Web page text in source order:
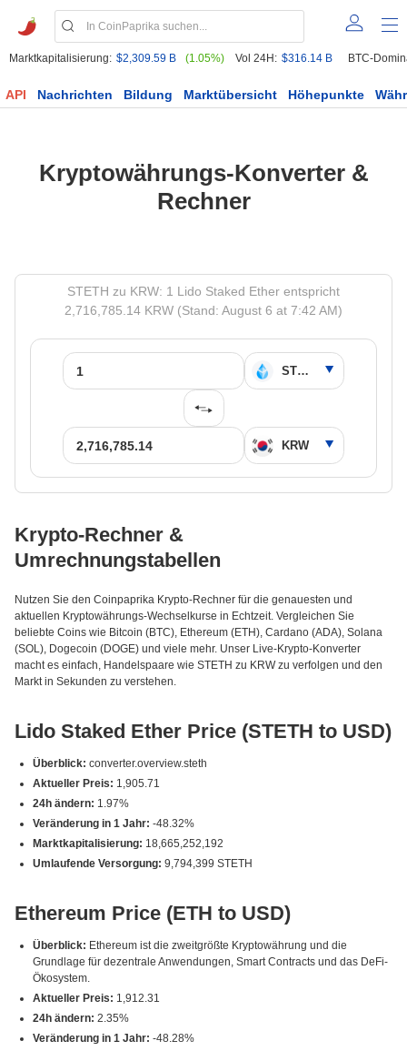
Marktkapitalisierung: $2,309.59 B (1.05%) Vol 24H: $316.14 B BTC-
API Nachrichten Bildung Marktübersicht Höhepunkte
Kryptowährungs-Konverter &
Rechner
STETH zu KRW: 1 Lido Staked Ether entspricht
2,716,785.14 KRW (Stand: August 6 at 7:42 AM)
Krypto-Rechner &
Umrechnungstabellen
Nutzen Sie den Coinpaprika Krypto-Rechner für die genauesten und
aktuellen Kryptowährungs-Wechselkurse in Echtzeit. Vergleichen Sie
beliebte Coins wie Bitcoin (BTC), Ethereum (ETH), Cardano (ADA), Solana
(SOL), Dogecoin (DOGE) und viele mehr. Unser Live-Krypto-Konverter
macht es einfach, Handelspaare wie STETH zu KRW zu verfolgen und den
Markt in Sekunden zu verstehen.
Lido Staked Ether Price (STETH to USD)
Überblick: converter.overview.steth
Aktueller Preis: 1,905.71
24h ändern: 1.97%
Veränderung in 1 Jahr: -48.32%
Marktkapitalisierung: 18,665,252,192
Umlaufende Versorgung: 9,794,399 STETH
Ethereum Price (ETH to USD)
Überblick: Ethereum ist die zweitgrößte Kryptowährung und die
Grundlage für dezentrale Anwendungen, Smart Contracts und das DeFi-
Ökosystem.
Aktueller Preis: 1,912.31
24h ändern: 2.35%
Veränderung in 1 Jahr: -48.28%